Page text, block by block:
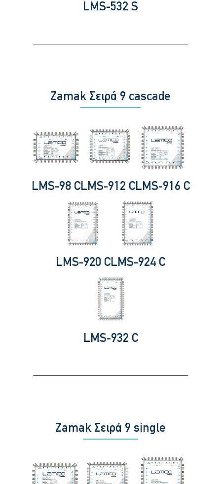
LMS-532 S
Zamak Σειρά 9 cascade
LMS-98 CLMS-912 CLMS-916 C
LMS-920 CLMS-924 C
LMS-932 C
Zamak Σειρά 9 single